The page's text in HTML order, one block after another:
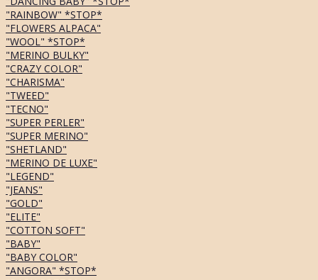
"RAINBOW" *STOP*
"FLOWERS ALPACA"
"WOOL" *STOP*
"MERINO BULKY"
"CRAZY COLOR"
"CHARISMA"
"TWEED"
"TECNO"
"SUPER PERLER"
"SUPER MERINO"
"SHETLAND"
"MERINO DE LUXE"
"LEGEND"
"JEANS"
"GOLD"
"ELITE"
"COTTON SOFT"
"BABY"
"BABY COLOR"
"ANGORA" *STOP*